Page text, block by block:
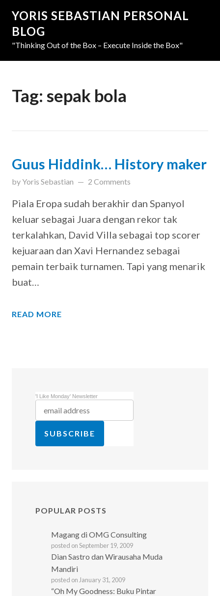
YORIS SEBASTIAN PERSONAL
BLOG
"Thinking Out of the Box – Execute Inside the Box"
Tag: sepak bola
Guus Hiddink… History maker
by Yoris Sebastian updated onMarch 31, 2019
2 Comments
Piala Eropa sudah berakhir dan Spanyol
keluar sebagai Juara dengan rekor tak
terkalahkan, David Villa sebagai top scorer
kejuaraan dan Xavi Hernandez sebagai
pemain terbaik turnamen. Tapi yang menarik
buat…
READ MORE
'I Like Monday' Newsletter
POPULAR POSTS
Magang di OMG Consulting
posted on September 19, 2009
Dian Sastro dan Wirausaha Muda
Mandiri
posted on January 31, 2009
“Oh My Goodness: Buku Pintar